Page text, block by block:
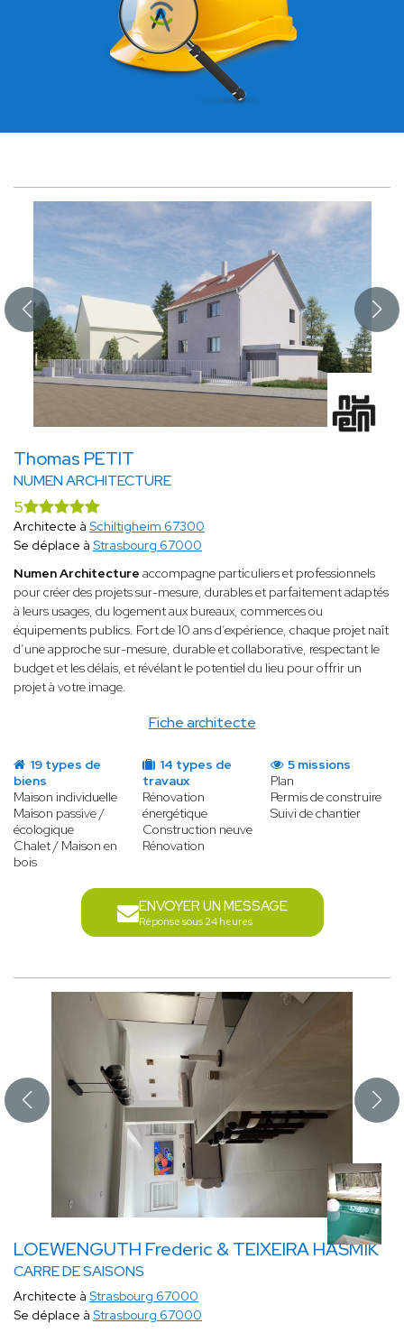
Thomas PETIT
NUMEN ARCHITECTURE
Fiche architecte
5
Architecte à Schiltigheim 67300
Se déplace à Strasbourg 67000
Numen Architecture accompagne particuliers et professionnels
pour créer des projets sur-mesure, durables et parfaitement adaptés
à leurs usages, du logement aux bureaux, commerces ou
équipements publics. Fort de 10 ans d’expérience, chaque projet naît
d’une approche sur-mesure, durable et collaborative, respectant le
budget et les délais, et révélant le potentiel du lieu pour offrir un
projet à votre image.
19 types de
biens
Maison individuelle
Maison passive /
écologique
Chalet / Maison en
bois
14 types de
travaux
Rénovation
énergétique
Construction neuve
Rénovation
5 missions
Plan
Permis de construire
Suivi de chantier
ENVOYER UN MESSAGE
Réponse sous 24 heures
LOEWENGUTH Frederic & TEIXEIRA HASMIK
CARRE DE SAISONS
Architecte à Strasbourg 67000
Se déplace à Strasbourg 67000